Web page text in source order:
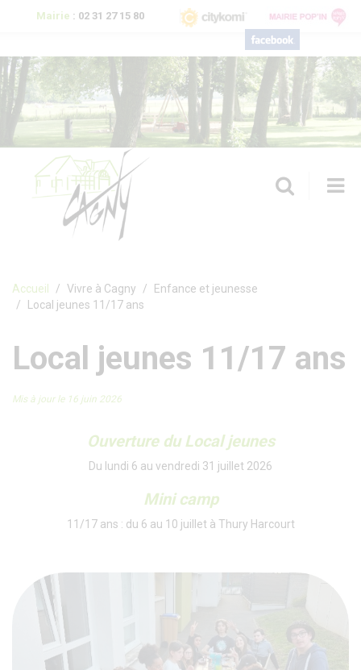
Mairie : 02 31 27 15 80
Formulaire de recherche
Accueil Vivre à Cagny
Enfance et jeunesse
Local jeunes 11/17 ans
Local jeunes 11/17 ans
Mis à jour le 16 juin 2026
Ouverture du Local jeunes
Du lundi 6 au vendredi 31 juillet 2026
Mini camp
11/17 ans : du 6 au 10 juillet à Thury Harcourt